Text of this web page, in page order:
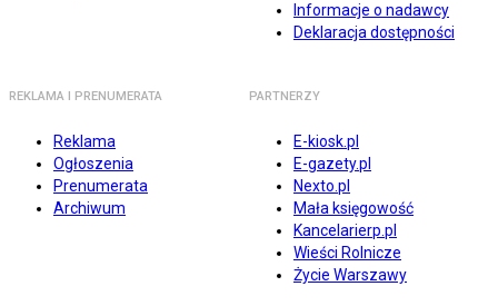
Informacje o nadawcy
Deklaracja dostępności
REKLAMA I PRENUMERATA
Reklama
Ogłoszenia
Prenumerata
Archiwum
PARTNERZY
E-kiosk.pl
E-gazety.pl
Nexto.pl
Mała księgowość
Kancelarierp.pl
Wieści Rolnicze
Życie Warszawy